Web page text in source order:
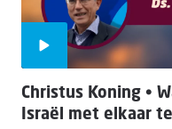
Christus Koning •
Israël met elkaar